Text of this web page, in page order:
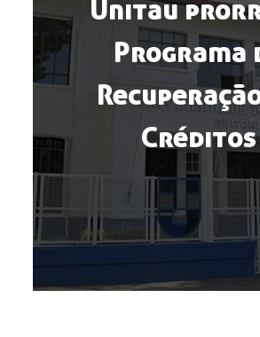
Unitau
Programa
Créditos